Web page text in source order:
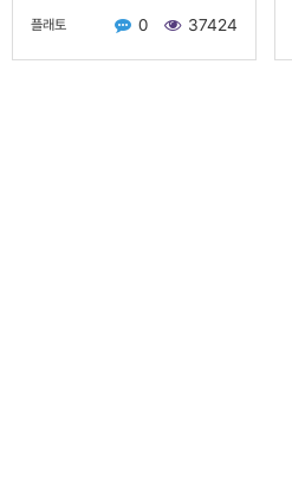
송가능한 카라반 선택 3. …
플래토 0 37424